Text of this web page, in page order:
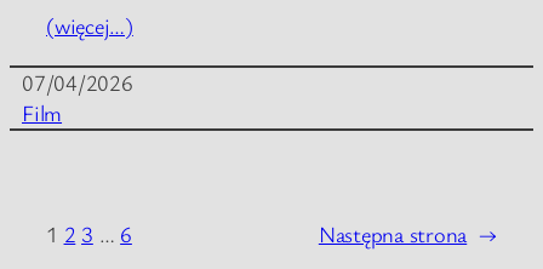
(więcej…)
07/04/2026
Film
1 2 3 … 6 Następna strona →